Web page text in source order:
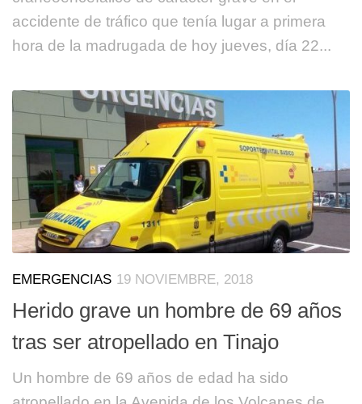
accidente de tráfico que tenía lugar a primera
hora de la madrugada de hoy jueves, día 22...
EMERGENCIAS 19 NOVIEMBRE, 2018
Herido grave un hombre de 69 años
tras ser atropellado en Tinajo
Un hombre de 69 años de edad ha sido